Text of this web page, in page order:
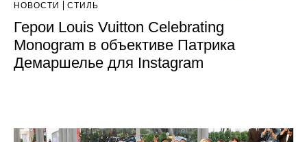
НОВОСТИ СТИЛЬ
Герои Louis Vuitton Celebrating
Monogram в объективе Патрика
Демаршелье для Instagram